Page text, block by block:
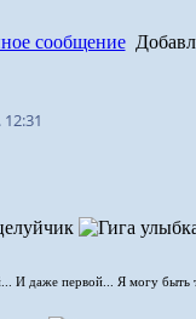
И даже первой... Я могу быть